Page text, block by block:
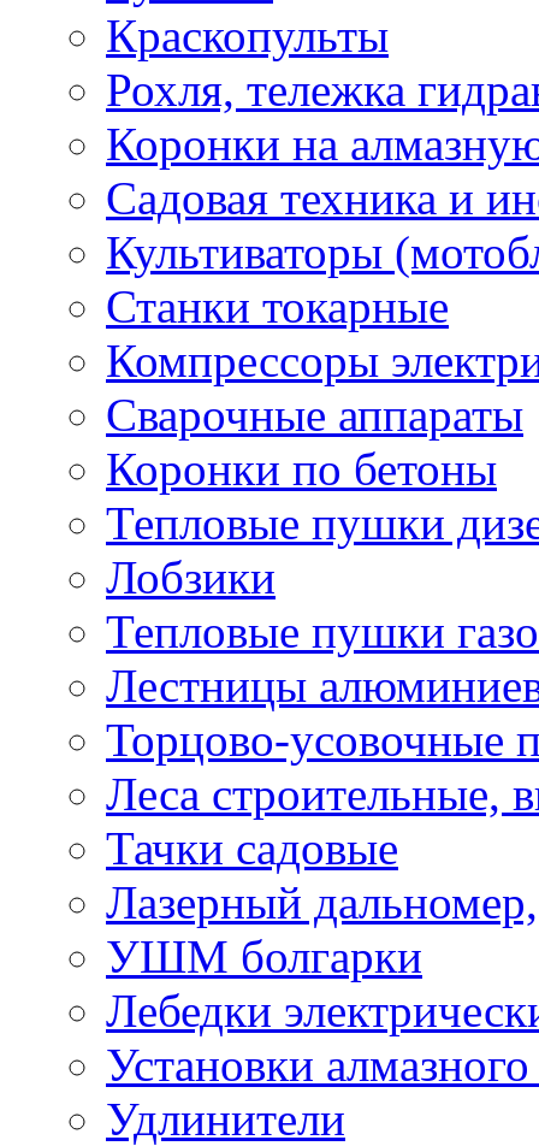
Краскопульты
Рохля, тележка
Коронки на
Садовая техника и
Культиваторы
Станки токарные
Компрессоры
Сварочные аппараты
Коронки по бетоны
Тепловые пушки
Лобзики
Тепловые пушки
Лестницы
Торцово-усовочные
Леса строительные,
Тачки садовые
Лазерный дальномер,
УШМ болгарки
Лебедки
Установки
Удлинители